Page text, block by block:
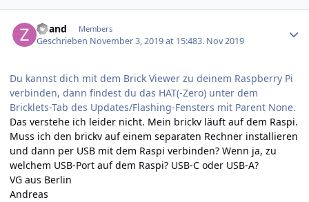
zisand Members
Geschrieben November 3, 2019 at 15:483. Nov 2019
Du kannst dich mit dem Brick Viewer zu deinem Raspberry Pi
verbinden, dann findest du das HAT(-Zero) unter dem
Bricklets-Tab des Updates/Flashing-Fensters mit Parent None.
Das verstehe ich leider nicht. Mein brickv läuft auf dem Raspi.
Muss ich den brickv auf einem separaten Rechner installieren
und dann per USB mit dem Raspi verbinden? Wenn ja, zu
welchem USB-Port auf dem Raspi? USB-C oder USB-A?
VG aus Berlin
Andreas